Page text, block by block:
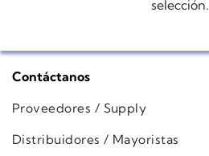
selección.
Contáctanos
Proveedores / Supply
Distribuidores / Mayoristas